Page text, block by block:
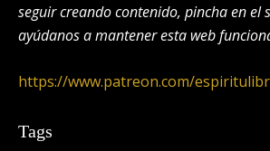
seguir creando contenido, pincha en el
ayúdanos a mantener esta web
https://www.patreon.com/
Tags